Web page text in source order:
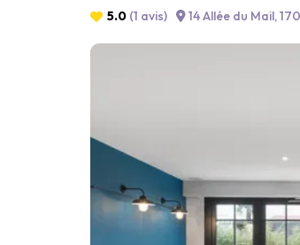
5.0 (1 avis) 14 Allée du Mail,